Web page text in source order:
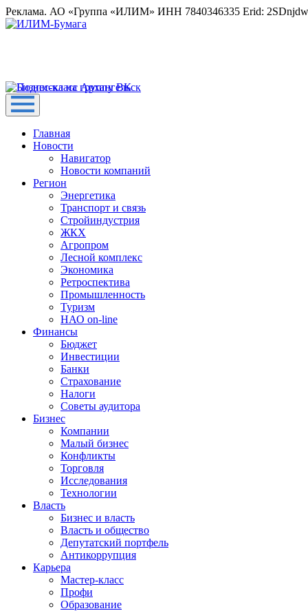
Реклама. АО «Группа «ИЛИМ» ИНН 7840346335 Erid:
Главная
Новости
Навигатор
Новости компаний
Регион
Энергетика
Транспорт и связь
Стройиндустрия
ЖКХ
Агропром
Лесной комплекс
Экономика
Ретроспектива
Промышленность
Туризм
НАО on-line
Финансы
Бюджет
Инвестиции
Банки
Страхование
Налоги
Советы аудитора
Бизнес
Компании
Малый бизнес
Конфликты
Торговля
Исследования
Технологии
Власть
Бизнес и власть
Власть и общество
Депутатский портфель
Антикоррупция
Карьера
Мастер-класс
Профи
Образование